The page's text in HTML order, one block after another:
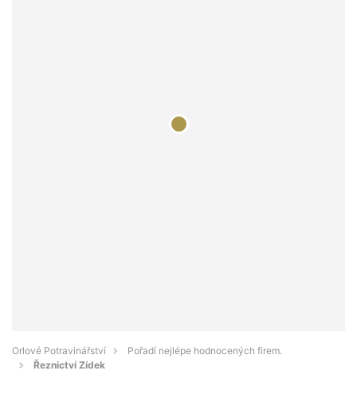
Orlové Potravinářství
Pořadí nejlépe hodnocených firem.
Řeznictví Zídek